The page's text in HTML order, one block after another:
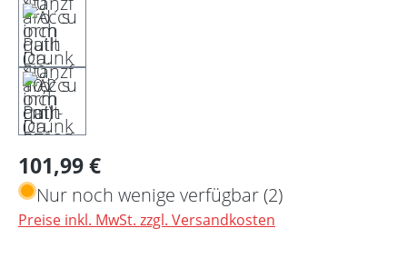
Regulärer Preis:
101,99 €
Nur noch wenige verfügbar (2)
Preise inkl. MwSt. zzgl. Versandkosten